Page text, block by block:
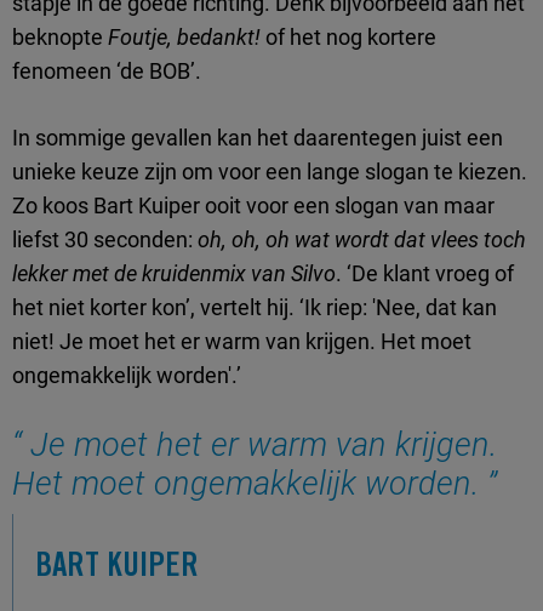
beknopte Foutje, bedankt! of het nog kortere
fenomeen ‘de BOB’.
In sommige gevallen kan het daarentegen juist een
unieke keuze zijn om voor een lange slogan te kiezen.
Zo koos Bart Kuiper ooit voor een slogan van maar
liefst 30 seconden: oh, oh, oh wat wordt dat vlees toch
lekker met de kruidenmix van Silvo. ‘De klant vroeg of
het niet korter kon’, vertelt hij. ‘Ik riep: 'Nee, dat kan
niet! Je moet het er warm van krijgen. Het moet
ongemakkelijk worden'.’
Je moet het er warm van krijgen.
Het moet ongemakkelijk worden.
BART KUIPER